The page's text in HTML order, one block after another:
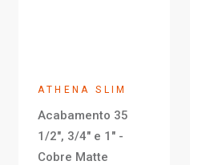
ATHENA SLIM
Acabamento 35
1/2", 3/4" e 1" -
Cobre Matte